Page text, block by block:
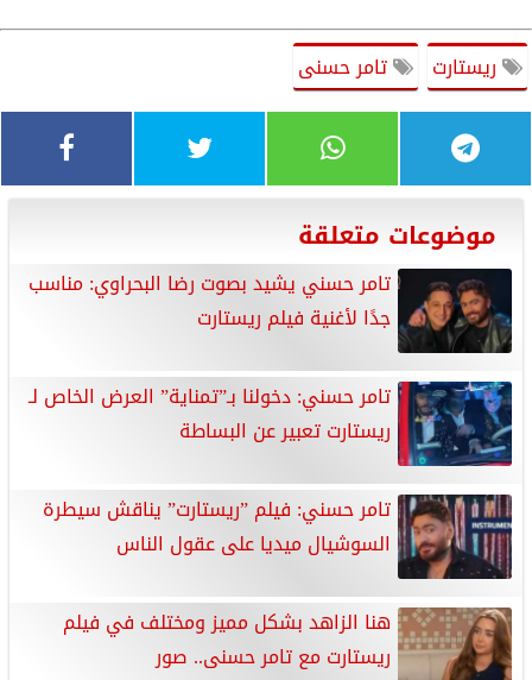
ريستارت تامر حسنى
موضوعات متعلقة
تامر حسني يشيد بصوت رضا البحراوي: مناسب
جدًا لأغنية فيلم ريستارت
تامر حسني: دخولنا بـ”تمناية” العرض الخاص لـ
ريستارت تعبير عن البساطة
تامر حسني: فيلم ”ريستارت” يناقش سيطرة
السوشيال ميديا على عقول الناس
هنا الزاهد بشكل مميز ومختلف في فيلم
ريستارت مع تامر حسنى.. صور